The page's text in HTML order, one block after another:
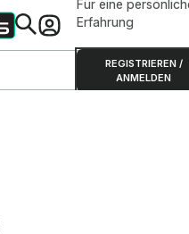
Für eine
Erfahrung
REGISTRIEREN /
ANMELDEN